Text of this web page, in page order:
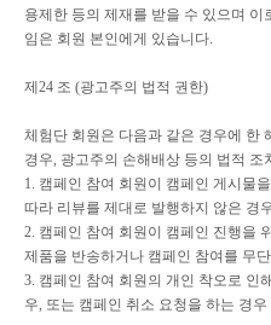
용제한 등의 제재를 받을 수 있으며
임은 회원 본인에게 있습니다.
제 24 조 (광고주의 법적 권한)
체험단 회원은 다음과 같은 경우에 한
경우, 광고주의 손해배상 등의 법적 조
1. 캠페인 참여 회원이 캠페인 게시물
따라 리뷰를 제대로 발행하지 않은 경
2. 캠페인 참여 회원이 캠페인 진행을
제품을 반송하거나 캠페인 참여를 무
3. 캠페인 참여 회원의 개인 착오로 인
우, 또는 캠페인 취소 요청을 하는 경우